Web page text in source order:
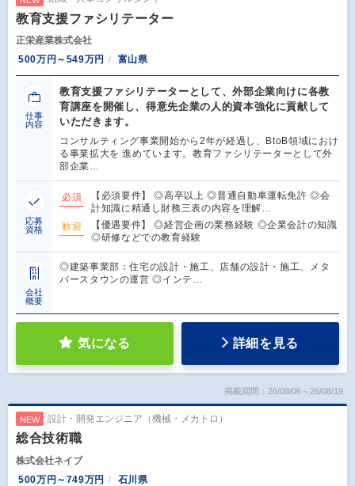
教育支援ファシリテーター
正栄産業株式会社
500万円～549万円
富山県
仕事
内容
教育支援ファシリテーターとして、外部企業向けに各教
育講座を開催し、得意先企業の人的資本強化に貢献して
いただきます。
コンサルティング事業開始から2年が経過し、BtoB領域におけ
る事業拡大を 進めています。教育ファシリテーターとして外
部企業…
応募
資格
必須
【必須要件】 ◎高卒以上 ◎普通自動車運転免許 ◎会
計知識に精通し財務三表の内容を理解…
歓迎
【優遇要件】 ◎経営企画の業務経験 ◎企業会計の知識
◎研修などでの教育経験
会社
概要
◎建築事業部：住宅の設計・施工、店舗の設計・施工、メタ
バースタウンの運営 ◎インテ…
気になる 詳細を見る
掲載期間：26/08/06～26/08/19
NEW 設計・開発エンジニア（機械・メカトロ）
総合技術職
株式会社ネイブ
500万円～749万円
石川県